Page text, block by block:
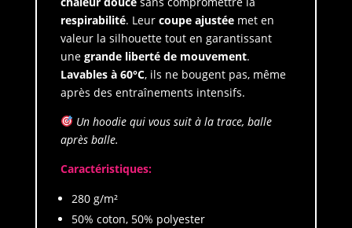
respirabilité. Leur coupe ajustéemet en
valeur la silhouette tout en garantissant
une grande liberté de mouvement.
Lavables à 60°C, ils ne bougent pas, même
après des entraînements intensifs.
Un hoodie qui vous suit à la trace, balle
après balle.
Caractéristiques:
280 g/m²
50% coton, 50% polyester